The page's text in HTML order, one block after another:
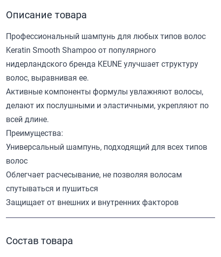
Описание товара
Профессиональный шампунь для любых типов волос
Keratin Smooth Shampoo от популярного
нидерландского бренда KEUNE улучшает структуру
волос, выравнивая ее.
Активные компоненты формулы увлажняют волосы,
делают их послушными и эластичными, укрепляют по
всей длине.
Преимущества:
Универсальный шампунь, подходящий для всех типов
волос
Облегчает расчесывание, не позволяя волосам
спутываться и пушиться
Защищает от внешних и внутренних факторов
Состав товара